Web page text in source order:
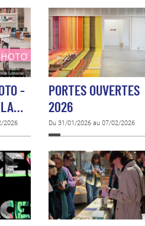
-
LA…
2026
PORTES OUVERTES
2026
Du 31/01/2026 au 07/02/2026